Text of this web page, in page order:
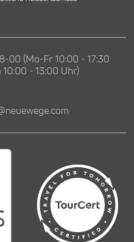
00 (Mo-Fr 10:00 - 17:30
10:00 - 13:00 Uhr)